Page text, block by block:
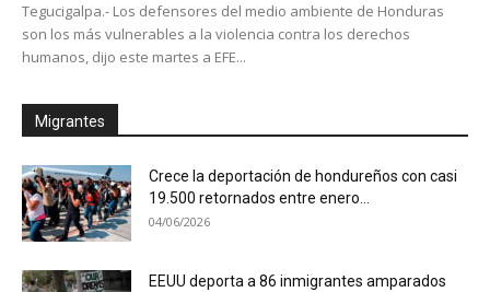
Tegucigalpa.- Los defensores del medio ambiente de Honduras
son los más vulnerables a la violencia contra los derechos
humanos, dijo este martes a EFE...
Migrantes
Crece la deportación de hondureños con casi
19.500 retornados entre enero...
04/06/2026
EEUU deporta a 86 inmigrantes amparados